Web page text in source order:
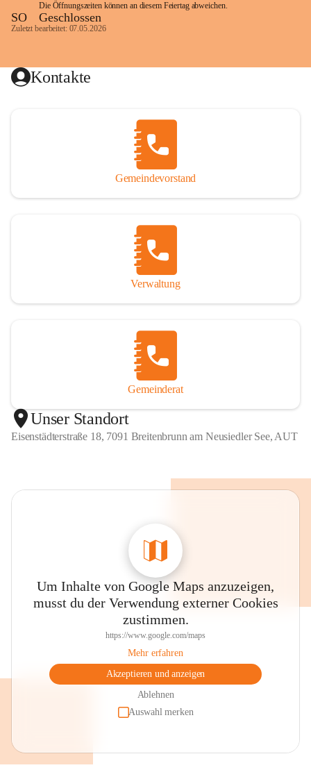
Die Öffnungszeiten können an diesem Feiertag abweichen.
SO Geschlossen
Zuletzt bearbeitet: 07.05.2026
Kontakte
Gemeindevorstand
Verwaltung
Gemeinderat
Unser Standort
Eisenstädterstraße 18, 7091 Breitenbrunn am Neusiedler See, AUT
Um Inhalte von Google Maps anzuzeigen,
musst du der Verwendung externer Cookies
zustimmen.
https://www.google.com/maps
Mehr erfahren
Akzeptieren und anzeigen
Ablehnen
Auswahl merken